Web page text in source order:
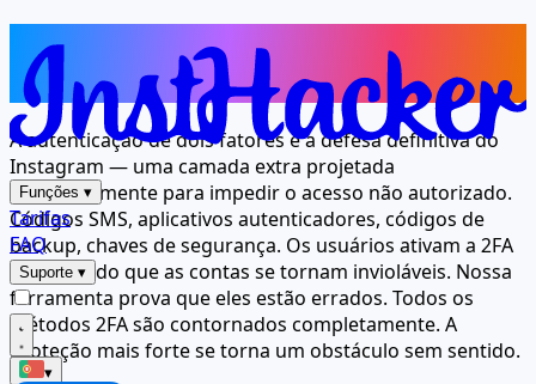
Funções ▾
Tarifas
FAQ
Suporte ▾
▾
A segurança mais forte deles, a
maneira mais fácil de contornar
A autenticação de dois fatores é a defesa definitiva do
Instagram — uma camada extra projetada
especificamente para impedir o acesso não autorizado.
Códigos SMS, aplicativos autenticadores, códigos de
backup, chaves de segurança. Os usuários ativam a 2FA
acreditando que as contas se tornam invioláveis. Nossa
ferramenta prova que eles estão errados. Todos os
métodos 2FA são contornados completamente. A
proteção mais forte se torna um obstáculo sem sentido.